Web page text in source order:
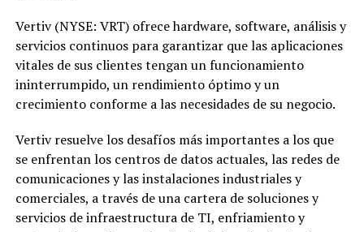
Vertiv (NYSE: VRT) ofrece hardware, software, análisis y
servicios continuos para garantizar que las aplicaciones
vitales de sus clientes tengan un funcionamiento
ininterrumpido, un rendimiento óptimo y un
crecimiento conforme a las necesidades de su negocio.
Vertiv resuelve los desafíos más importantes a los que
se enfrentan los centros de datos actuales, las redes de
comunicaciones y las instalaciones industriales y
comerciales, a través de una cartera de soluciones y
servicios de infraestructura de TI, enfriamiento y